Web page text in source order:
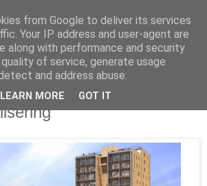
& Miljøteknologi
trehus
from Google to deliver its services
Your IP address and user-agent are
along with performance and security
of service, generate usage
and address abuse.
LEARN MORE GOT IT